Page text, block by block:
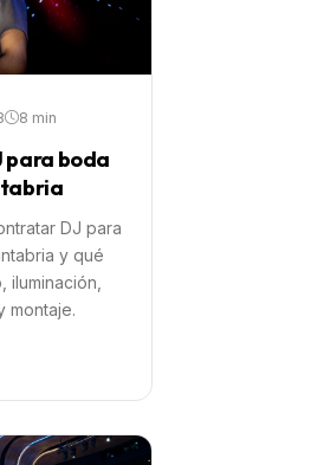
8 min
para boda
DJ para
y qué
montaje.